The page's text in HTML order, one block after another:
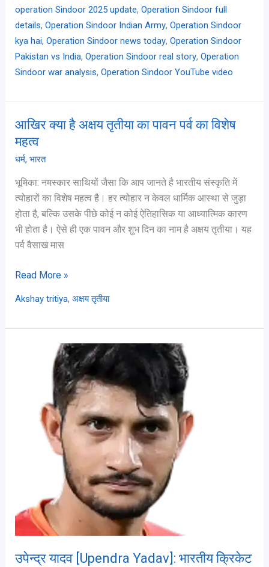
operation Sindoor 2025 update, Operation Sindoor full
details, Operation Sindoor Indian Army, Operation Sindoor
kya hai, Operation Sindoor news today, Operation Sindoor
Pakistan vs India, Operation Sindoor real story, Operation
Sindoor war analysis, Operation Sindoor YouTube video
आखिर क्या है अक्षय तृतीया का पावन पर्व का विशेष
महत्व
धर्म, भारत
भूमिका: नमस्कार साथियों जैसा कि आप जानते है भारतीय संस्कृति में
त्योहारों का विशेष महत्व है। हर त्योहार न केवल धार्मिक आस्था से जुड़ा
होता है, बल्कि उसके पीछे कोई न कोई ऐतिहासिक या आध्यात्मिक कारण
भी होता है। ऐसे ही एक पावन और शुभ दिन का नाम है अक्षय तृतीया। यह
पर्व वैसाख मास
आखिर
क्या
है
तृतीया
का
पावन
पर्व
का
महत्व
Read More »
Akshay tritiya, अक्षय तृतीया
उपेन्द्र यादव [Upendra Yadav]: भारतीय क्रिकेट